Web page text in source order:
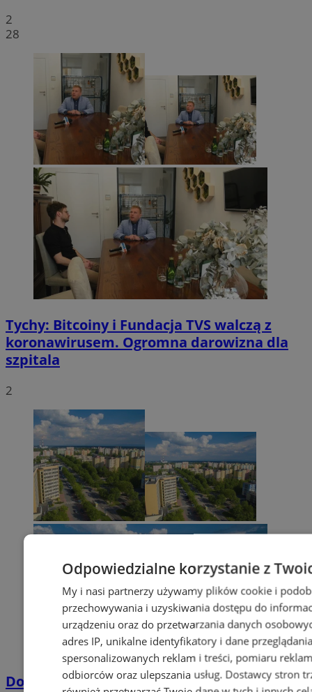
2
28
Tychy: Bitcoiny i Fundacja TVS walczą z
koronawirusem. Ogromna darowizna dla
szpitala
2
Dowody osobiste z odciskami palców
Odpowiedzialne korzystanie z
My i nasi partnerzy używamy plików cookie i
przechowywania i uzyskiwania dostępu do
urządzeniu oraz do przetwarzania danych
adres IP, unikalne identyfikatory i dane
spersonalizowanych reklam i treści, pomiaru
odbiorców oraz ulepszania usług. Dostawcy stron